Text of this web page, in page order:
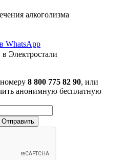
алкоголизма
WhatsApp
8 800 775 82 90, или
анонимную бесплатную